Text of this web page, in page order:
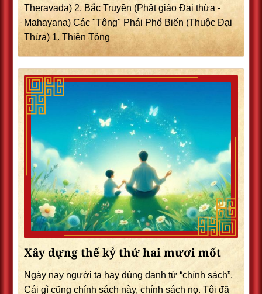
Theravada) 2. Bắc Truyền (Phật giáo Đại thừa -
Mahayana) Các "Tông" Phái Phổ Biến (Thuộc Đại
Thừa) 1. Thiền Tông
Xây dựng thế kỷ thứ hai mươi mốt
Ngày nay người ta hay dùng danh từ “chính sách”.
Cái gì cũng chính sách này, chính sách nọ. Tôi đã